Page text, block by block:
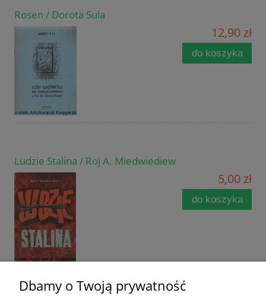
Rosen / Dorota Sula
12,90 zł
do koszyka
Ludzie Stalina / Roj A. Miedwiediew
5,00 zł
do koszyka
Dbamy o Twoją prywatność